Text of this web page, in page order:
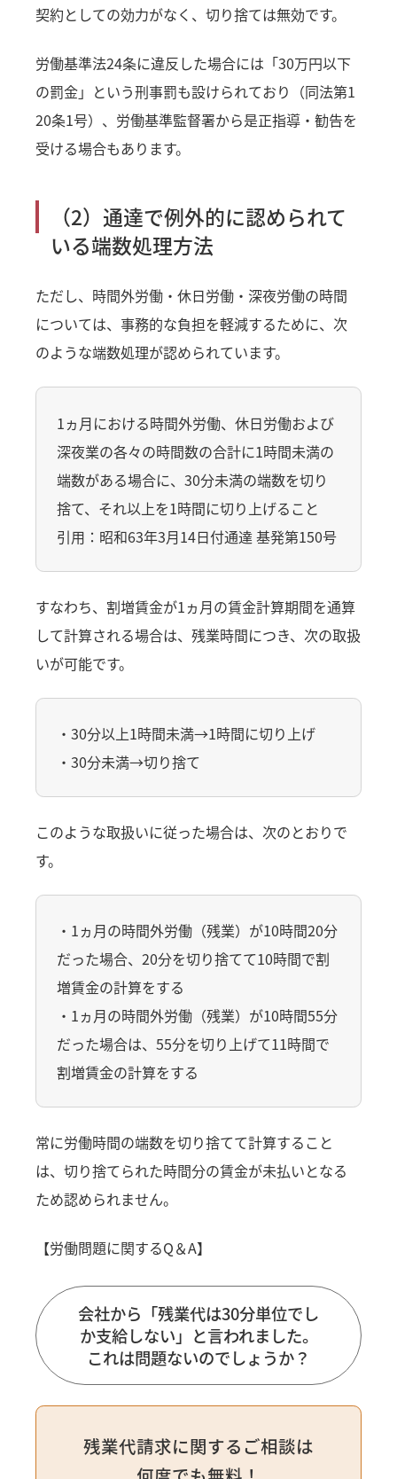
契約としての効力がなく、切り捨ては無効です。
労働基準法24条に違反した場合には「30万円以下
の罰金」という刑事罰も設けられており（同法第1
20条1号）、労働基準監督署から是正指導・勧告を
受ける場合もあります。
（2）通達で例外的に認められて
いる端数処理方法
ただし、時間外労働・休日労働・深夜労働の時間
については、事務的な負担を軽減するために、次
のような端数処理が認められています。
1ヵ月における時間外労働、休日労働および
深夜業の各々の時間数の合計に1時間未満の
端数がある場合に、30分未満の端数を切り
捨て、それ以上を1時間に切り上げること
引用：昭和63年3月14日付通達 基発第150号
すなわち、割増賃金が1ヵ月の賃金計算期間を通算
して計算される場合は、残業時間につき、次の取扱
いが可能です。
・30分以上1時間未満→1時間に切り上げ
・30分未満→切り捨て
このような取扱いに従った場合は、次のとおりで
す。
・1ヵ月の時間外労働（残業）が10時間20分
だった場合、20分を切り捨てて10時間で割
増賃金の計算をする
・1ヵ月の時間外労働（残業）が10時間55分
だった場合は、55分を切り上げて11時間で
割増賃金の計算をする
常に労働時間の端数を切り捨てて計算すること
は、切り捨てられた時間分の賃金が未払いとなる
ため認められません。
【労働問題に関するQ＆A】
会社から「残業代は30分単位でし
か支給しない」と言われました。
これは問題ないのでしょうか？
残業代請求に関するご相談は